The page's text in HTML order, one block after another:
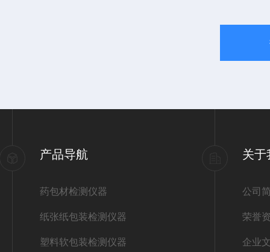
产品导航
药包材检测仪器
纸张纸包装检测仪器
塑料软包装检测仪器
关于
公司
荣誉
企业